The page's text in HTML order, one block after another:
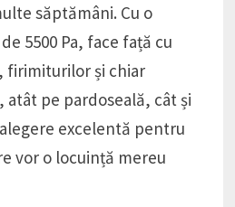
săptămâni. Cu o
5500 Pa, face față cu
firimiturilor și chiar
atât pe pardoseală, cât și
excelentă pentru
vor o locuință mereu